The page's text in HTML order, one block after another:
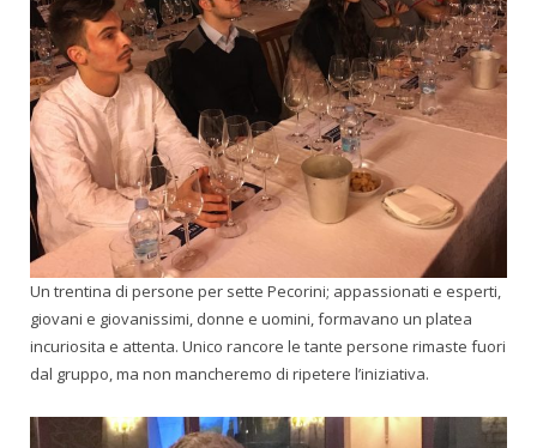
Un trentina di persone per sette Pecorini; appassionati e esperti,
giovani e giovanissimi, donne e uomini, formavano un platea
incuriosita e attenta. Unico rancore le tante persone rimaste fuori
dal gruppo, ma non mancheremo di ripetere l’iniziativa.